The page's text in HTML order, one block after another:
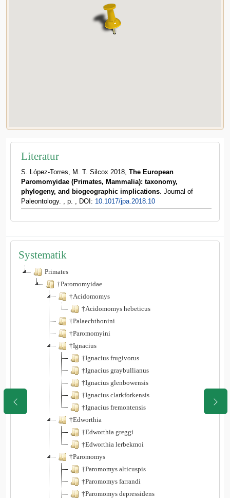
Literatur
S. López-Torres, M. T. Silcox 2018, The European
Paromomyidae (Primates, Mammalia): taxonomy,
phylogeny, and biogeographic implications. Journal of
Paleontology. , p. , DOI: 10.1017/jpa.2018.10
Systematik
Primates
†Paromomyidae
†Acidomomys
†Acidomomys hebeticus
†Palaechthonini
†Paromomyini
†Ignacius
†Ignacius frugivorus
†Ignacius graybullianus
†Ignacius glenbowensis
†Ignacius clarkforkensis
†Ignacius fremontensis
†Edworthia
†Edworthia greggi
†Edworthia lerbekmoi
†Paromomys
†Paromomys alticuspis
†Paromomys farrandi
†Paromomys depressidens